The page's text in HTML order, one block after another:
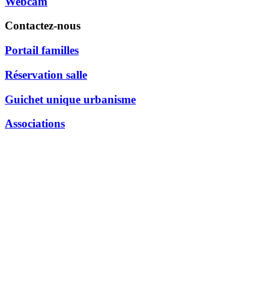
Contactez-nous
Portail familles
Réservation salle
Guichet unique urbanisme
Associations